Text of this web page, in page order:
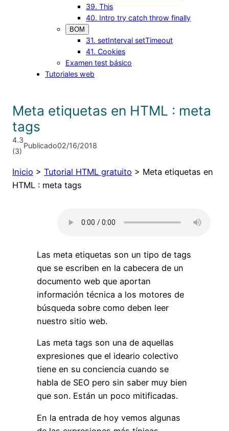
39. This
40. Intro try catch throw finally
BOM
31. setInterval setTimeout
41. Cookies
Examen test básico
Tutoriales web
Meta etiquetas en HTML : meta
tags
4.3
(3)
Publicado02/16/2018
Inicio > Tutorial HTML gratuito > Meta etiquetas en
HTML : meta tags
Las meta etiquetas son un tipo de tags
que se escriben en la cabecera de un
documento web que aportan
información técnica a los motores de
búsqueda sobre como deben leer
nuestro sitio web.
Las meta tags son una de aquellas
expresiones que el ideario colectivo
tiene en su conciencia cuando se
habla de SEO pero sin saber muy bien
que son. Están un poco mitificadas.
En la entrada de hoy vemos algunas